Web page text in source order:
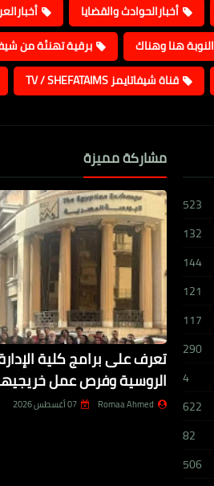
أخبارالحوادث والقضايا
النوبة هنا وهناك برقية تهنئة من
قناة شيفاتايمز TV / SHEFATAIMS
523
132
144
121
117
290
4
622
82
506
مشاركة مميزة
تعرف على برامج كلية
الروسية وفرص عمل
Romaa Ahmed 07 أغسطس 2026